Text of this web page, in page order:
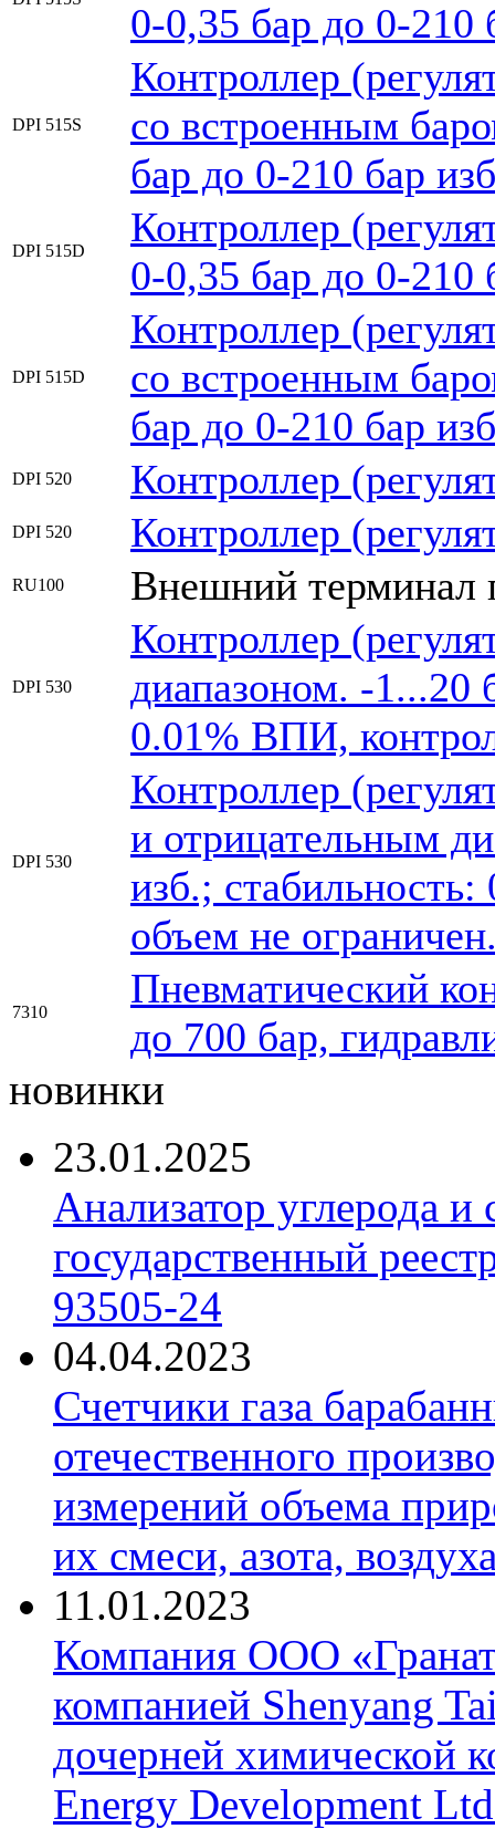
0-0,35 бар до 0-210
DPI 515S
Контроллер
со встроенным
бар до 0-210 бар
DPI 515D
Контроллер
0-0,35 бар до 0-210
DPI 515D
Контроллер
со встроенным
бар до 0-210 бар
DPI 520 Контроллер
DPI 520 Контроллер
RU100 Внешний терминал
DPI 530
Контроллер
диапазоном. -1...20
0.01% ВПИ,
DPI 530
Контроллер
и отрицательным
изб.;
объем не
7310
Пневматический
до 700 бар,
новинки
23.01.2025
Анализатор углерода
государственный
93505-24
04.04.2023
Счетчики газа
отечественного
измерений объема
их смеси, азота,
11.01.2023
Компания ООО
компанией Shenyang
дочерней химической
Energy Development